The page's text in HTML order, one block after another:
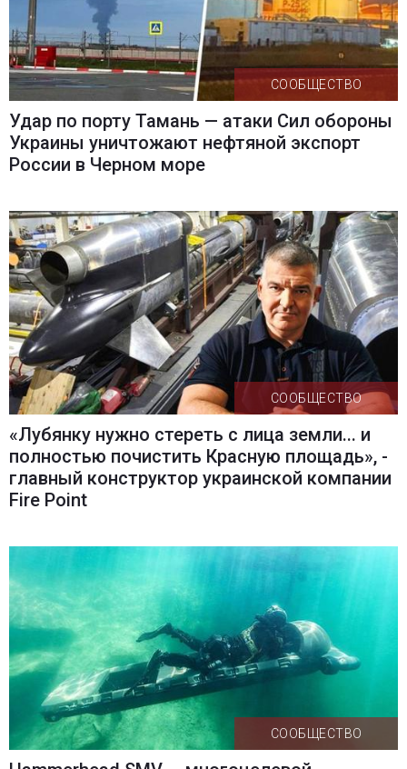
СООБЩЕСТВО
Удар по порту Тамань — атаки Сил обороны
Украины уничтожают нефтяной экспорт
России в Черном море
СООБЩЕСТВО
«Лубянку нужно стереть с лица земли... и
полностью почистить Красную площадь», -
главный конструктор украинской компании
Fire Point
СООБЩЕСТВО